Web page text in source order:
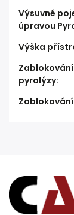
Výsuvné
úpravou
Výška
pyrolýzy: